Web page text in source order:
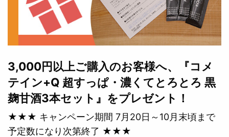
3,000円以上ご購入のお客様へ、『コメ
テイン+Q 超すっぱ・濃くてとろとろ 黒
麹甘酒3本セット』をプレゼント！
★★★ キャンペーン期間 7月20日～10月末頃まで
予定数になり次第終了 ★★★